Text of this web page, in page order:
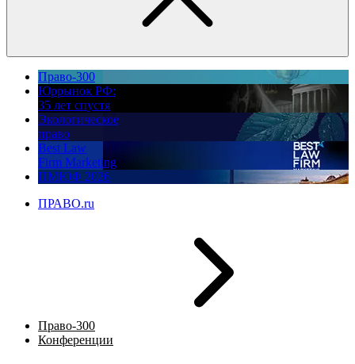
Право-300
Юррынок РФ:
35 лет спустя
Экологическое
право
Best Law
Firm Marketing
ПМЮФ 2026
ПРАВО.ru
Право-300
Конференции